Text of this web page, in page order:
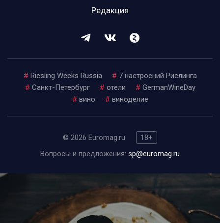
Редакция
# Riesling Weeks Russia # 7 настроений Рислинга
# Санкт-Петербург # отели # GermanWineDay
# вино # виноделие
© 2026 Euromag.ru
18+
Вопросы и предложения: sp@euromag.ru